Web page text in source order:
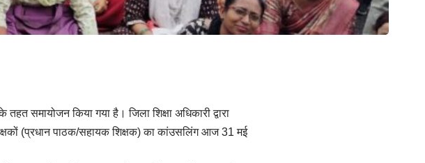
समायोजन किया गया है। जिला शिक्षा अधिकारी द्वारा
(प्रधान पाठक/सहायक शिक्षक) का कांउसलिंग आज 31 मई